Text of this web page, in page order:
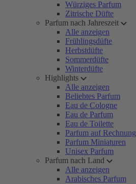
Würziges Parfum
Zitrische Düfte
Parfum nach Jahreszeit
Alle anzeigen
Frühlingsdüfte
Herbstdüfte
Sommerdüfte
Winterdüfte
Highlights
Alle anzeigen
Beliebtes Parfum
Eau de Cologne
Eau de Parfum
Eau de Toilette
Parfum auf Rechnung
Parfum Miniaturen
Unisex Parfum
Parfum nach Land
Alle anzeigen
Arabisches Parfum